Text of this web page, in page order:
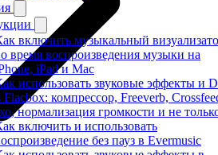
включить музыкальный
время воспроизведения музыки на
iPad и Mac
использовать звуковые эффекты и
Flacbox: компрессор, Freeverb,
нормализация громкости и не
включить и использовать
без пауз в Evermusic